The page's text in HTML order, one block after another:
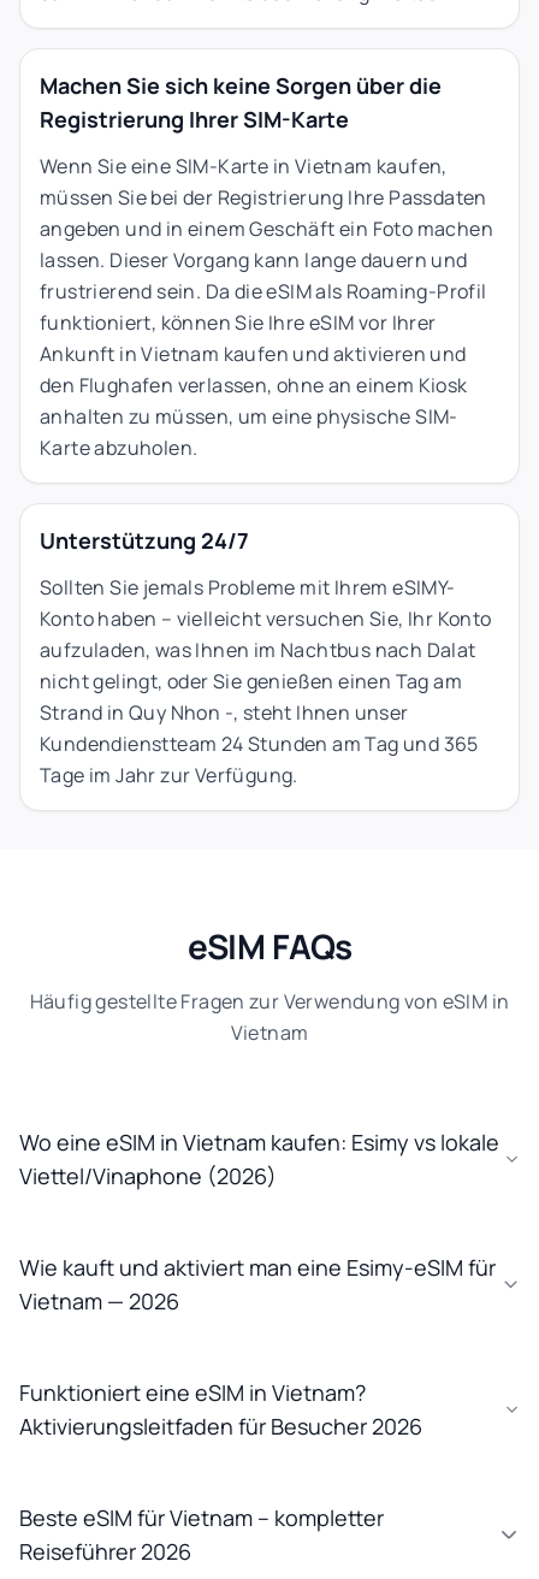
Machen Sie sich keine Sorgen über die
Registrierung Ihrer SIM-Karte
Wenn Sie eine SIM-Karte in Vietnam kaufen,
müssen Sie bei der Registrierung Ihre Passdaten
angeben und in einem Geschäft ein Foto machen
lassen. Dieser Vorgang kann lange dauern und
frustrierend sein. Da die eSIM als Roaming-Profil
funktioniert, können Sie Ihre eSIM vor Ihrer
Ankunft in Vietnam kaufen und aktivieren und
den Flughafen verlassen, ohne an einem Kiosk
anhalten zu müssen, um eine physische SIM-
Karte abzuholen.
Unterstützung 24/7
Sollten Sie jemals Probleme mit Ihrem eSIMY-
Konto haben – vielleicht versuchen Sie, Ihr Konto
aufzuladen, was Ihnen im Nachtbus nach Dalat
nicht gelingt, oder Sie genießen einen Tag am
Strand in Quy Nhon -, steht Ihnen unser
Kundendienstteam 24 Stunden am Tag und 365
Tage im Jahr zur Verfügung.
eSIM FAQs
Häufig gestellte Fragen zur Verwendung von eSIM in
Vietnam
Wo eine eSIM in Vietnam kaufen: Esimy vs lokale
Viettel/Vinaphone (2026)
Wie kauft und aktiviert man eine Esimy-eSIM für
Vietnam — 2026
Funktioniert eine eSIM in Vietnam?
Aktivierungsleitfaden für Besucher 2026
Beste eSIM für Vietnam – kompletter
Reiseführer 2026